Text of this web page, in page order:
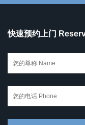
快速预约上门